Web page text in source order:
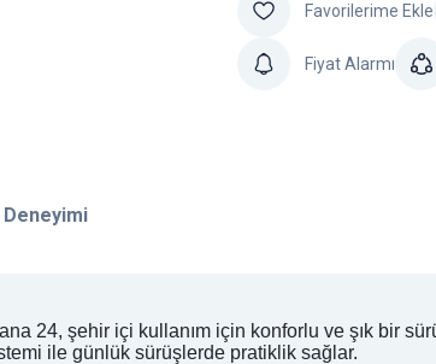
Fiyat Alarmı
Deneyimi
24, şehir içi kullanım için konforlu ve şık bir
ile günlük sürüşlerde pratiklik sağlar.